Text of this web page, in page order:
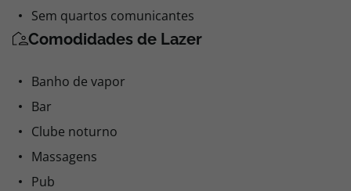
Sem quartos comunicantes
Comodidades de Lazer
Banho de vapor
Bar
Clube noturno
Massagens
Pub